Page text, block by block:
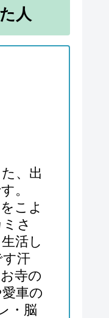
人
、出
。
こよ
さ
活し
汗
寺の
車の
・脳